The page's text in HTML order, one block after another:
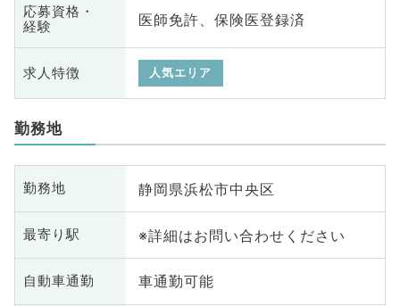
応募資格・
経験
医師免許、保険医登録済
求人特徴 人気エリア
勤務地
勤務地 静岡県浜松市中央区
最寄り駅 ※詳細はお問い合わせください
自動車通勤 車通勤可能